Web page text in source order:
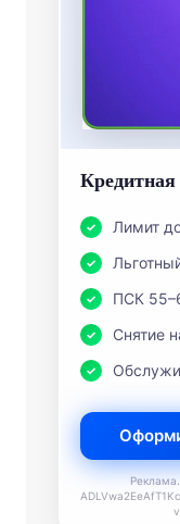
Лимит
ПСК
Снятие